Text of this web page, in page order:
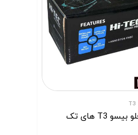
لنت ترمز جلو بیسو T3 های تک